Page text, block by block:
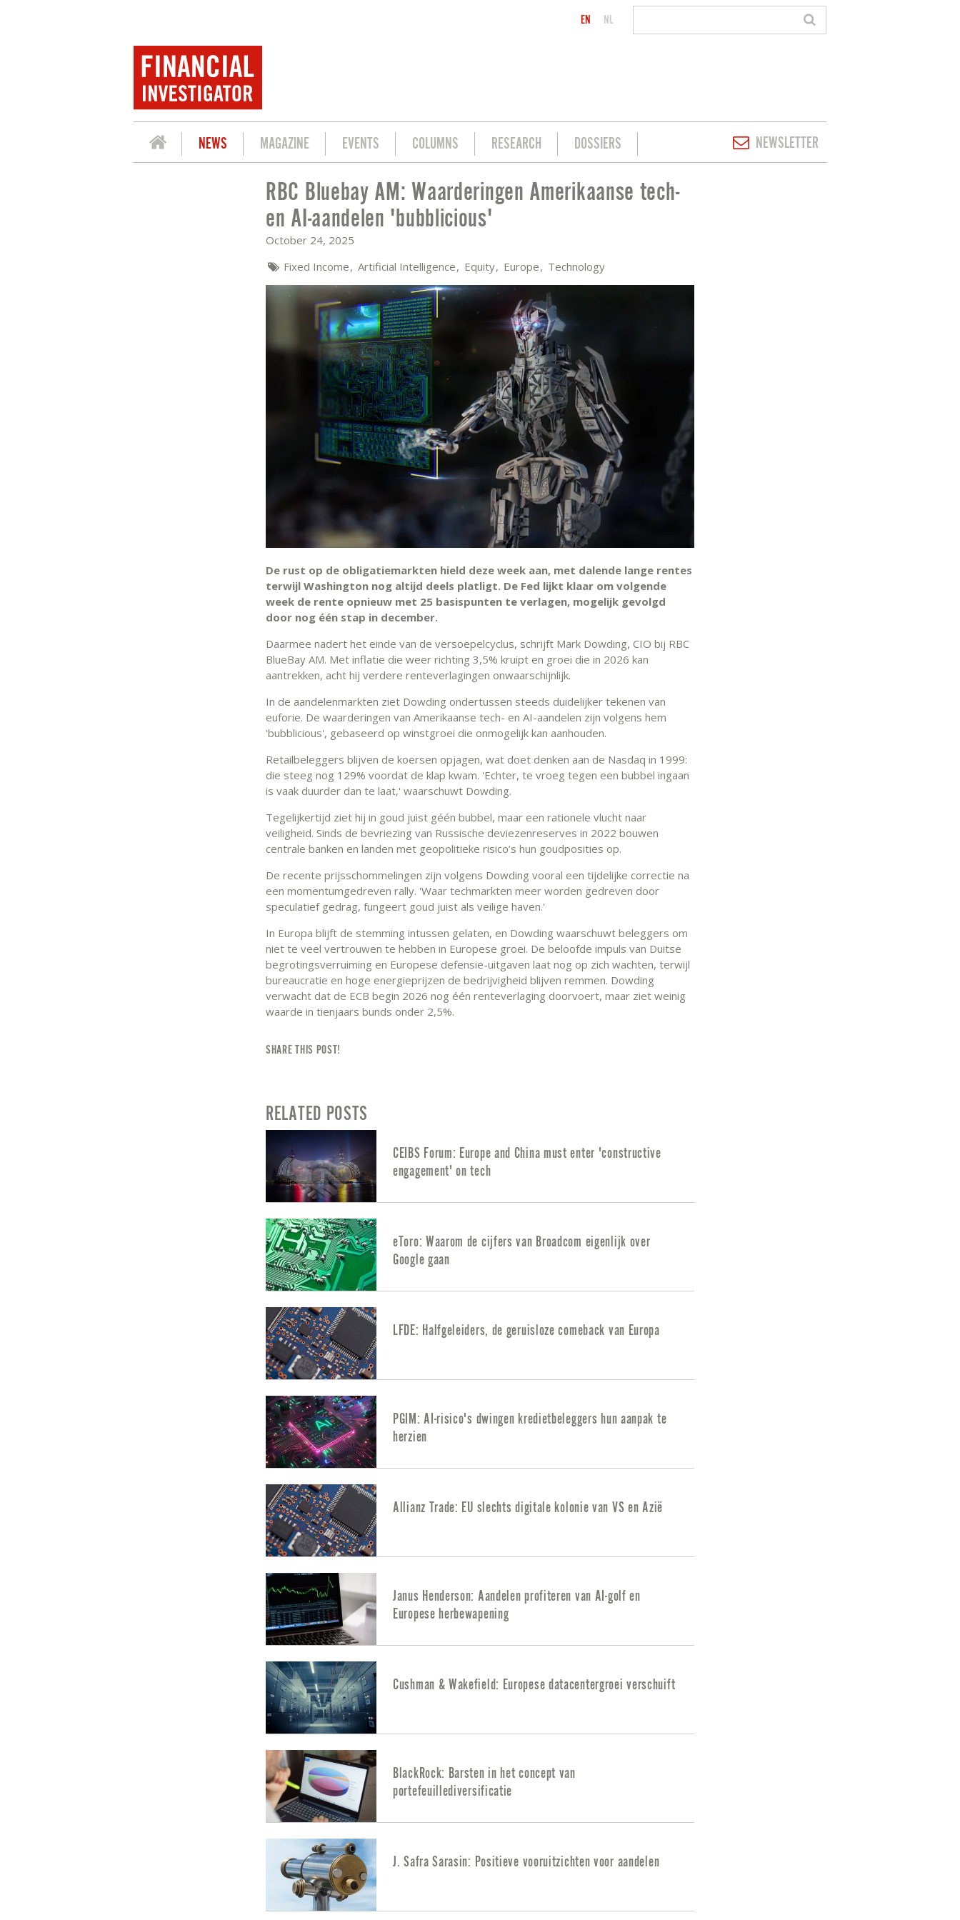
EN NL
NEWS MAGAZINE EVENTS COLUMNS RESEARCH DOSSIERS NEWSLETTER
RBC BLUEBAY AM: WAARDERINGEN AMERIKAANSE TECH- EN AI-AANDELEN 'BUBBLICIOUS'
RBC Bluebay AM: Waarderingen Amerikaanse tech-
en AI-aandelen 'bubblicious'
October 24, 2025
Fixed Income Artificial Intelligence Equity Europe Technology
De rust op de obligatiemarkten hield deze week aan, met dalende lange rentes
terwijl Washington nog altijd deels platligt. De Fed lijkt klaar om volgende
week de rente opnieuw met 25 basispunten te verlagen, mogelijk gevolgd
door nog één stap in december.
Daarmee nadert het einde van de versoepelcyclus, schrijft Mark Dowding, CIO bij RBC
BlueBay AM. Met inflatie die weer richting 3,5% kruipt en groei die in 2026 kan
aantrekken, acht hij verdere renteverlagingen onwaarschijnlijk.
In de aandelenmarkten ziet Dowding ondertussen steeds duidelijker tekenen van
euforie. De waarderingen van Amerikaanse tech- en AI-aandelen zijn volgens hem
'bubblicious', gebaseerd op winstgroei die onmogelijk kan aanhouden.
Retailbeleggers blijven de koersen opjagen, wat doet denken aan de Nasdaq in 1999:
die steeg nog 129% voordat de klap kwam. 'Echter, te vroeg tegen een bubbel ingaan
is vaak duurder dan te laat,' waarschuwt Dowding.
Tegelijkertijd ziet hij in goud juist géén bubbel, maar een rationele vlucht naar
veiligheid. Sinds de bevriezing van Russische deviezenreserves in 2022 bouwen
centrale banken en landen met geopolitieke risico’s hun goudposities op.
De recente prijsschommelingen zijn volgens Dowding vooral een tijdelijke correctie na
een momentumgedreven rally. 'Waar techmarkten meer worden gedreven door
speculatief gedrag, fungeert goud juist als veilige haven.'
In Europa blijft de stemming intussen gelaten, en Dowding waarschuwt beleggers om
niet te veel vertrouwen te hebben in Europese groei. De beloofde impuls van Duitse
begrotingsverruiming en Europese defensie-uitgaven laat nog op zich wachten, terwijl
bureaucratie en hoge energieprijzen de bedrijvigheid blijven remmen. Dowding
verwacht dat de ECB begin 2026 nog één renteverlaging doorvoert, maar ziet weinig
waarde in tienjaars bunds onder 2,5%.
SHARE THIS POST!
RELATED POSTS
CEIBS Forum: Europe and China must enter 'constructive
engagement' on tech
eToro: Waarom de cijfers van Broadcom eigenlijk over
Google gaan
LFDE: Halfgeleiders, de geruisloze comeback van Europa
PGIM: AI-risico's dwingen kredietbeleggers hun aanpak te
herzien
Allianz Trade: EU slechts digitale kolonie van VS en Azië
Janus Henderson: Aandelen profiteren van AI-golf en
Europese herbewapening
Cushman & Wakefield: Europese datacentergroei verschuift
BlackRock: Barsten in het concept van
portefeuillediversificatie
J. Safra Sarasin: Positieve vooruitzichten voor aandelen